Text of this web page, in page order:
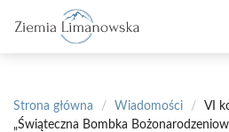
treści
Strona główna / Wiadomości /
VI
„Świąteczna Bombka